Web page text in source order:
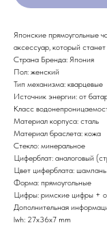
Японские прямоугольные
аксессуар, который
Страна Бренда: Япония
Пол: женский
Тип механизма: кварцевые
Источник энергии: от
Класс
Материал корпуса: сталь
Материал браслета: кожа
Стекло: минеральное
Циферблат: аналоговый
Цвет циферблата: шампань
Форма: прямоугольные
Цифры: римские цифры +
Дополнительная
lwh: 27x36x7 mm